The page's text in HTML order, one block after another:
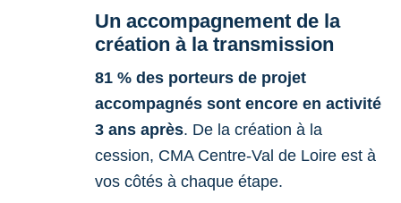
Un accompagnement de la
création à la transmission
81 % des porteurs de projet
accompagnés sont encore en activité
3 ans après. De la création à la
cession, CMA Centre-Val de Loire est à
vos côtés à chaque étape.